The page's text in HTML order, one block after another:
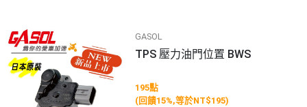
GASOL
TPS 壓力油門位置 BWS
195點
(回饋15%,等於NT$195)